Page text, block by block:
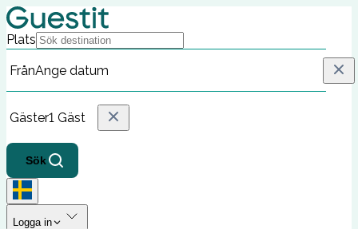
Plats
FrånAnge datum
Gäster1 Gäst
Sök
Logga in